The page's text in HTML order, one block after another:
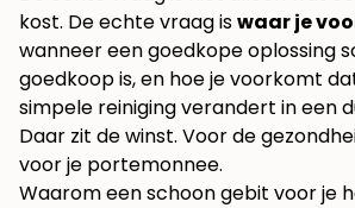
kost. De echte vraag iswaar je
wanneer een goedkope oplossing
goedkoop is, en hoe je voorkomt
simpele reiniging verandert in een
Daar zit de winst. Voor de
voor je portemonnee.
Waarom een schoon gebit voor je